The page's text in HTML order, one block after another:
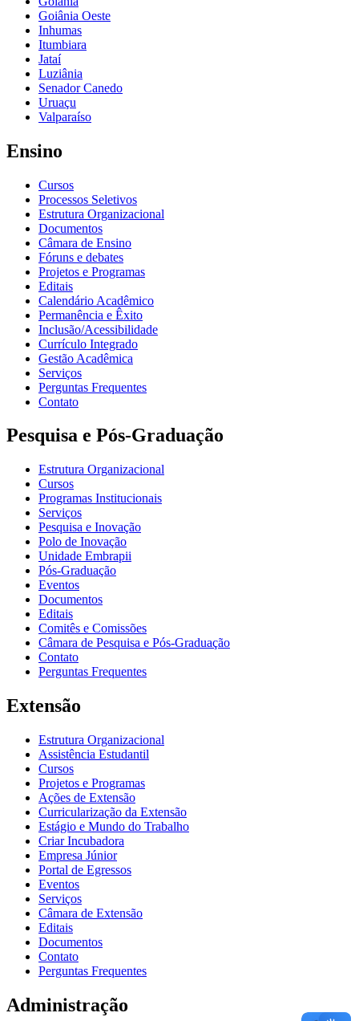
Goiânia Oeste
Inhumas
Itumbiara
Jataí
Luziânia
Senador Canedo
Uruaçu
Valparaíso
Ensino
Cursos
Processos Seletivos
Estrutura Organizacional
Documentos
Câmara de Ensino
Fóruns e debates
Projetos e Programas
Editais
Calendário Acadêmico
Permanência e Êxito
Inclusão/Acessibilidade
Currículo Integrado
Gestão Acadêmica
Serviços
Perguntas Frequentes
Contato
Pesquisa e Pós-Graduação
Estrutura Organizacional
Cursos
Programas Institucionais
Serviços
Pesquisa e Inovação
Polo de Inovação
Unidade Embrapii
Pós-Graduação
Eventos
Documentos
Editais
Comitês e Comissões
Câmara de Pesquisa e Pós-Graduação
Contato
Perguntas Frequentes
Extensão
Estrutura Organizacional
Assistência Estudantil
Cursos
Projetos e Programas
Ações de Extensão
Curricularização da Extensão
Estágio e Mundo do Trabalho
Criar Incubadora
Empresa Júnior
Portal de Egressos
Eventos
Serviços
Câmara de Extensão
Editais
Documentos
Contato
Perguntas Frequentes
Administração